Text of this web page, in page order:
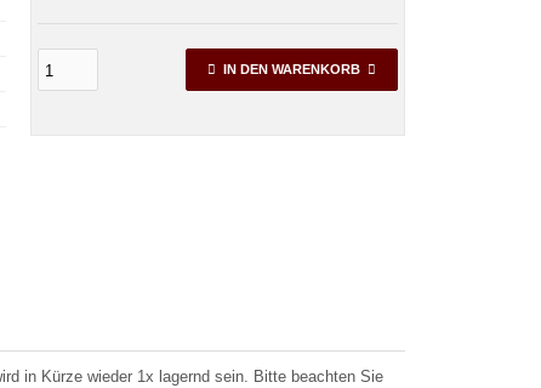
IN DEN WARENKORB
in Kürze wieder 1x lagernd sein. Bitte beachten Sie